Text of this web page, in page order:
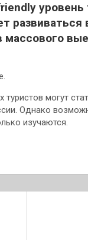
могут
Однако
изучаются.